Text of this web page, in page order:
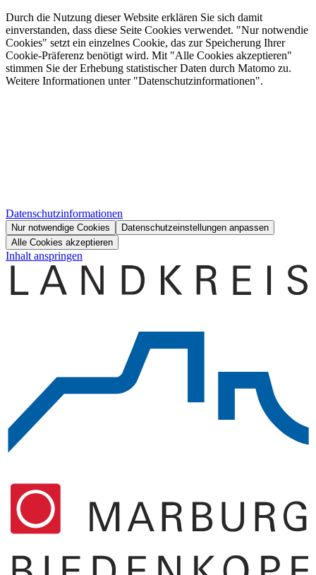
Durch die Nutzung dieser Website erklären Sie sich damit
einverstanden, dass diese Seite Cookies verwendet. "Nur notwendie
Cookies" setzt ein einzelnes Cookie, das zur Speicherung Ihrer
Cookie-Präferenz benötigt wird. Mit "Alle Cookies akzeptieren"
stimmen Sie der Erhebung statistischer Daten durch Matomo zu.
Weitere Informationen unter "Datenschutzinformationen".
Datenschutzinformationen
Nur notwendige Cookies
Datenschutzeinstellungen anpassen
Alle Cookies akzeptieren
Inhalt anspringen